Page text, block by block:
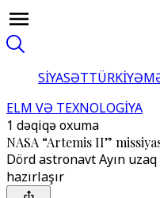
SİYASƏTTÜRKİYƏ
ELM VƏ TEXNOLOGİYA
1 dəqiqə oxuma
NASA “Artemis II”
Dörd astronavt Ayın
hazırlaşır